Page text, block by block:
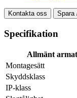
Kontakta oss Spara
Specifikation
Allmänt
Montagesätt
Skyddsklass
IP-klass